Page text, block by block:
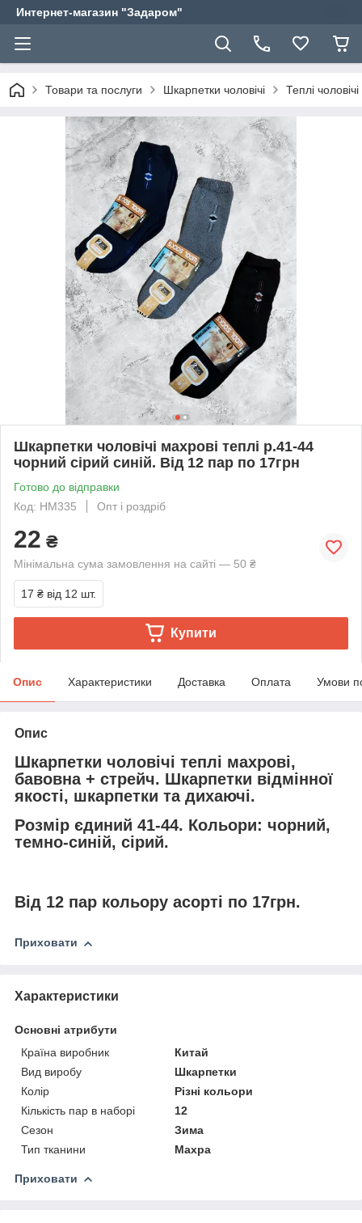
Интернет-магазин "Задаром"
Товари та послуги Шкарпетки чоловічі Теплі
Шкарпетки чоловічі махрові теплі р.41-44
чорний сірий синій. Від 12 пар по 17грн
Готово до відправки
Код: НМ335
Опт і роздріб
22 ₴
Мінімальна сума замовлення на сайті — 50 ₴
17 ₴ від 12 шт.
Купити
Опис Характеристики Доставка Оплата Умови
Опис
Шкарпетки чоловічі теплі махрові,
бавовна + стрейч. Шкарпетки відмінної
якості, шкарпетки та дихаючі.
Розмір єдиний 41-44. Кольори: чорний,
темно-синій, сірий.
Від 12 пар кольору асорті по 17грн.
Приховати
Характеристики
Основні атрибути
Країна виробник
Китай
Вид виробу
Шкарпетки
Колір
Різні кольори
Кількість пар в наборі
12
Сезон
Зима
Тип тканини
Махра
Приховати